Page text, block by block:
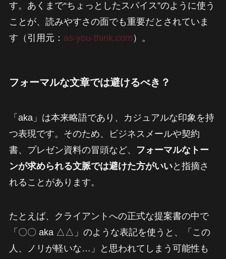
す。あくまで“ちょっとしたスパイス”のように使う
ことが、読みやすさの面でも重要だとされていま
す（引用元： as-you-think.com ）。
フォーマルな文章では避けるべき？
「aka」は本来略語であり、カジュアルな印象を持
つ表現です。そのため、ビジネスメールや契約
書、プレゼン資料の冒頭など、
フォーマルなトー
ンが求められる文脈では避けた方がいいと指摘さ
れることがあります。
たとえば、クライアントへの正式な提案書の中で
「〇〇 aka △△」のような表記を使うと、「この
人、ノリが軽いな…」と思われてしまう可能性も